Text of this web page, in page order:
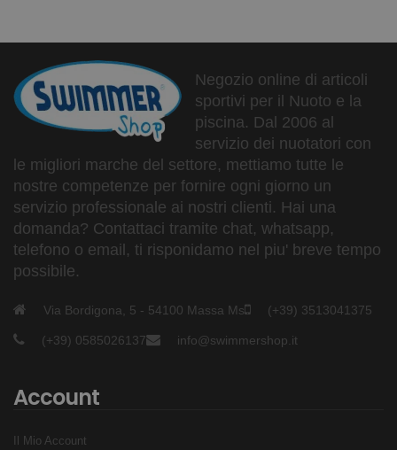
Negozio online di articoli
sportivi per il Nuoto e la
piscina. Dal 2006 al
servizio dei nuotatori con
le migliori marche del settore, mettiamo tutte le
nostre competenze per fornire ogni giorno un
servizio professionale ai nostri clienti. Hai una
domanda? Contattaci tramite chat, whatsapp,
telefono o email, ti risponidamo nel piu' breve tempo
possibile.
Via Bordigona, 5 - 54100 Massa Ms (+39) 3513041375
(+39) 0585026137 info@swimmershop.it
Account
Il Mio Account